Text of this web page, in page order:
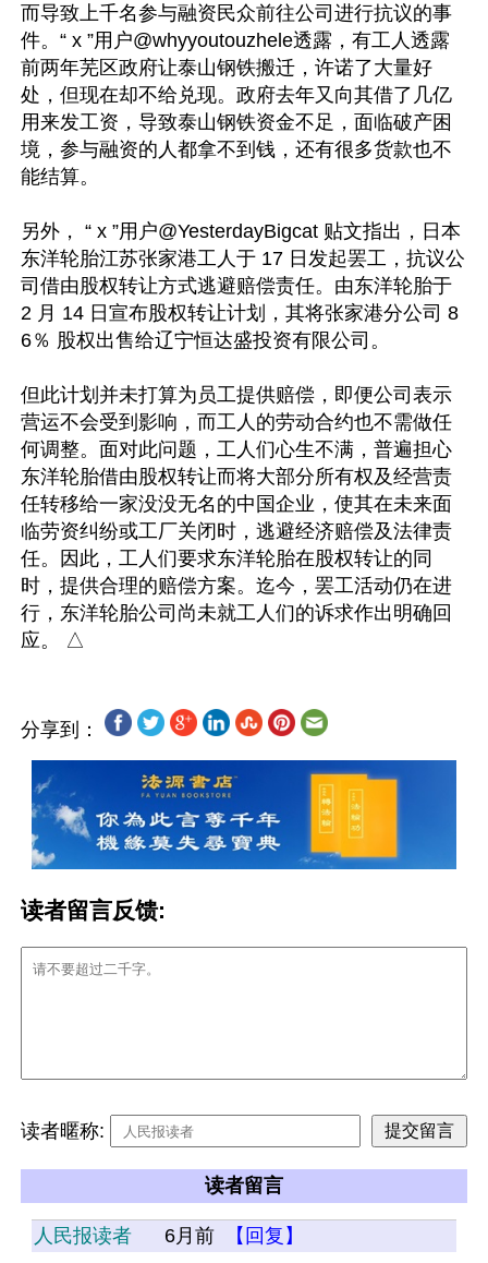
而导致上千名参与融资民众前往公司进行抗议的事
件。“ x ”用户@whyyoutouzhele透露，有工人透露
前两年芜区政府让泰山钢铁搬迁，许诺了大量好
处，但现在却不给兑现。政府去年又向其借了几亿
用来发工资，导致泰山钢铁资金不足，面临破产困
境，参与融资的人都拿不到钱，还有很多货款也不
能结算。
另外， “ x ”用户@YesterdayBigcat 贴文指出，日本
东洋轮胎江苏张家港工人于 17 日发起罢工，抗议公
司借由股权转让方式逃避赔偿责任。由东洋轮胎于
2 月 14 日宣布股权转让计划，其将张家港分公司 8
6％ 股权出售给辽宁恒达盛投资有限公司。
但此计划并未打算为员工提供赔偿，即便公司表示
营运不会受到影响，而工人的劳动合约也不需做任
何调整。面对此问题，工人们心生不满，普遍担心
东洋轮胎借由股权转让而将大部分所有权及经营责
任转移给一家没没无名的中国企业，使其在未来面
临劳资纠纷或工厂关闭时，逃避经济赔偿及法律责
任。因此，工人们要求东洋轮胎在股权转让的同
时，提供合理的赔偿方案。迄今，罢工活动仍在进
行，东洋轮胎公司尚未就工人们的诉求作出明确回
分享到：
读者留言反馈:
读者暱称:
读者留言
人民报读者 6月前 【回复】